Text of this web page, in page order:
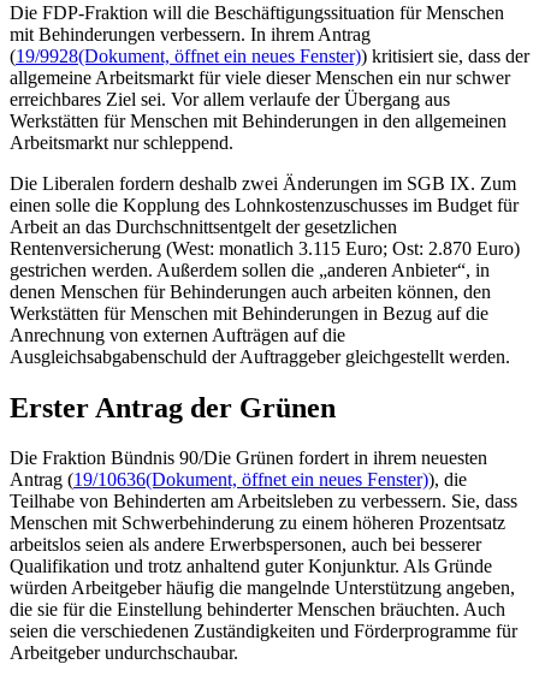
Die FDP-Fraktion will die Beschäftigungssituation für Menschen
mit Behinderungen verbessern. In ihrem Antrag
(19/9928(Dokument, öffnet ein neues Fenster)) kritisiert sie, dass der
allgemeine Arbeitsmarkt für viele dieser Menschen ein nur schwer
erreichbares Ziel sei. Vor allem verlaufe der Übergang aus
Werkstätten für Menschen mit Behinderungen in den allgemeinen
Arbeitsmarkt nur schleppend.
Die Liberalen fordern deshalb zwei Änderungen im SGB IX. Zum
einen solle die Kopplung des Lohnkostenzuschusses im Budget für
Arbeit an das Durchschnittsentgelt der gesetzlichen
Rentenversicherung (West: monatlich 3.115 Euro; Ost: 2.870 Euro)
gestrichen werden. Außerdem sollen die „anderen Anbieter“, in
denen Menschen für Behinderungen auch arbeiten können, den
Werkstätten für Menschen mit Behinderungen in Bezug auf die
Anrechnung von externen Aufträgen auf die
Ausgleichsabgabenschuld der Auftraggeber gleichgestellt werden.
Erster Antrag der Grünen
Die Fraktion Bündnis 90/Die Grünen fordert in ihrem neuesten
Antrag (19/10636(Dokument, öffnet ein neues Fenster)), die
Teilhabe von Behinderten am Arbeitsleben zu verbessern. Sie, dass
Menschen mit Schwerbehinderung zu einem höheren Prozentsatz
arbeitslos seien als andere Erwerbspersonen, auch bei besserer
Qualifikation und trotz anhaltend guter Konjunktur. Als Gründe
würden Arbeitgeber häufig die mangelnde Unterstützung angeben,
die sie für die Einstellung behinderter Menschen bräuchten. Auch
seien die verschiedenen Zuständigkeiten und Förderprogramme für
Arbeitgeber undurchschaubar.